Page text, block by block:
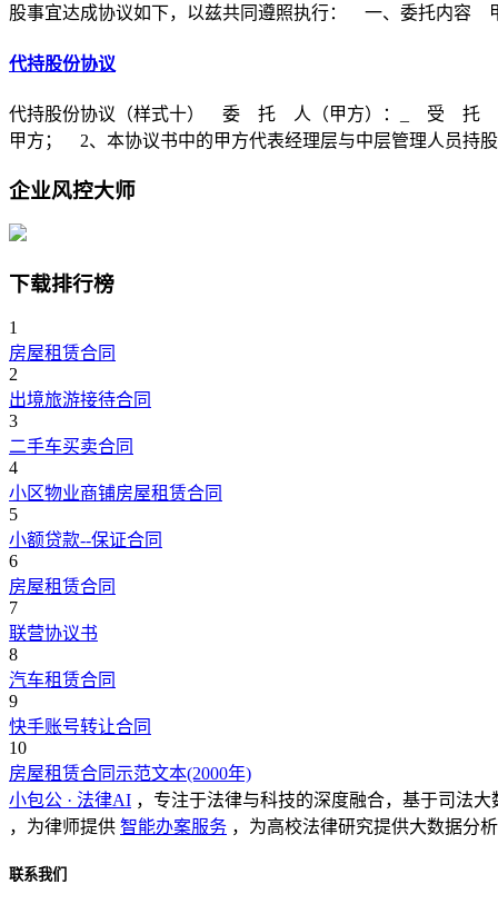
股事宜达成协议如下，以兹共同遵照执行： 一、委托内容
代持股份协议
代持股份协议（样式十） 委 托 人（甲方）：_ 受 托 人
甲方； 2、本协议书中的甲方代表经理层与中层管理人员持
企业风控大师
下载排行榜
1
房屋租赁合同
2
出境旅游接待合同
3
二手车买卖合同
4
小区物业商铺房屋租赁合同
5
小额贷款--保证合同
6
房屋租赁合同
7
联营协议书
8
汽车租赁合同
9
快手账号转让合同
10
房屋租赁合同示范文本(2000年)
小包公 · 法律AI ，专注于法律与科技的深度融合，基于司法
，为律师提供 智能办案服务 ，为高校法律研究提供大数据分
联系我们